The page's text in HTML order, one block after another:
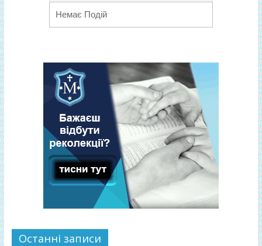
Немає Подій
Останні записи